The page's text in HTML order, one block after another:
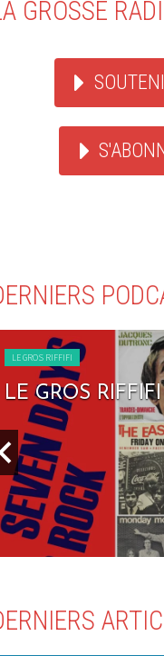
GROSSE
LE GROS RIFFIFI
LE GROS